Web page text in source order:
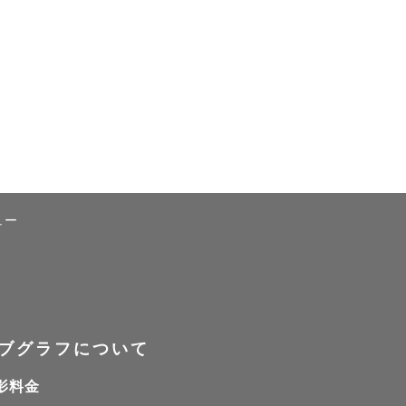
カメラマン ■
ー
グラフについて
料金